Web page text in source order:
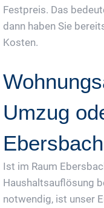
Festpreis. Das
dann haben Sie
Kosten.
Umzug
Ist im Raum
Haushaltsauflösung
notwendig, ist unser